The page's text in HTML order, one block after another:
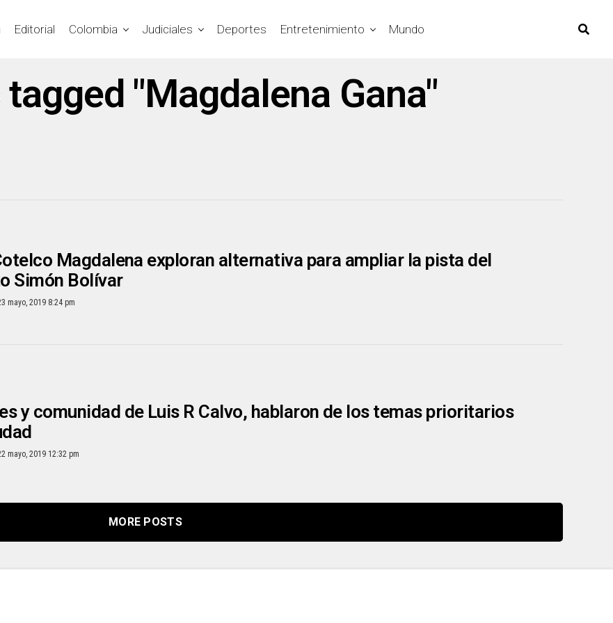
Editorial Colombia Judiciales Deportes Entretenimiento Mundo
"Magdalena Gana"
Magdalena exploran alternativa para ampliar la pista del
Simón Bolívar
mayo, 2019 8:24 pm
y comunidad de Luis R Calvo, hablaron de los temas prioritarios
mayo, 2019 12:32 pm
MORE POSTS